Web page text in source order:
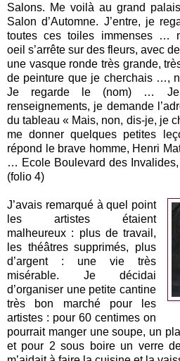
Salons. Me voilà au grand
Salon d’Automne. J’entre, je
toutes ces toiles immenses …
oeil s’arrête sur des fleurs, avec
une vasque ronde très grande,
de peinture que je cherchais …,
Je regarde le (nom) …
renseignements, je demande
du tableau « Mais, non, dis-je, je
me donner quelques petites
répond le brave homme, Henri
… Ecole Boulevard des
(folio 4)
J’avais remarqué à quel point
les artistes étaient
malheureux : plus de travail,
les théâtres supprimés, plus
d’argent : une vie très
misérable. Je décidai
d’organiser une petite cantine
très bon marché pour les
artistes : pour 60 centimes on
pourrait manger une soupe, un
et pour 2 sous boire un verre